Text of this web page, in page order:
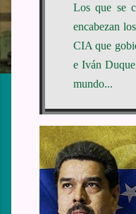
Los que se
encabezan
CIA que
e Iván
mundo...